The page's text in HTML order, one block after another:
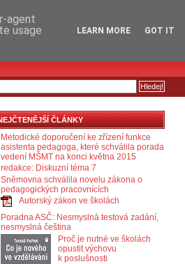
ČLÁNKY
Metodické doporučení ke zřízení funkce
asistenta pedagoga, které schválila porada
vedení MŠMT na konci května 2015
redakce: Diskuzní téma 7
Sněmovna schválila novelu zákona o
pedagogických pracovnících
Autorský zákon ve školách
Poradna ASČ: Nesmyslná testová zadání,
nesmyslná čeština
Proč je nutné ve školách
opustit výchovu
k poslušnosti
agent
usage
LEARN MORE GOT IT